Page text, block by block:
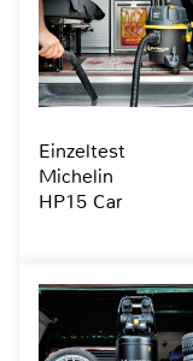
Einzeltest
Michelin
HP15 Car